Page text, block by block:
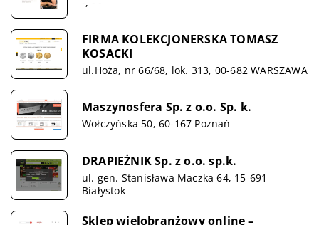
FIRMA KOLEKCJONERSKA TOMASZ
KOSACKI
ul.Hoża, nr 66/68, lok. 313, 00-682 WARSZAWA
Maszynosfera Sp. z o.o. Sp. k.
Wołczyńska 50, 60-167 Poznań
DRAPIEŻNIK Sp. z o.o. sp.k.
ul. gen. Stanisława Maczka 64, 15-691
Białystok
Sklep wielobranżowy online –